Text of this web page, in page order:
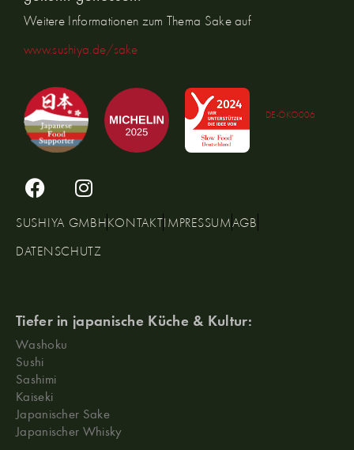
Weitere Informationen zum Thema Sake auf
www.sushiya.de/sake
DE-ÖKO006
SUSHIYA GMBHKONTAKTIMPRESSUMAGB
DATENSCHUTZ
Tiefer in japanische Küche & Kultur:
Washoku
Sushi
Sashimi
Kaiseki
Japanischer Sake
Japanischer Whisky